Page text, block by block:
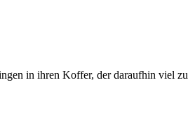
in ihren Koffer, der daraufhin viel zu